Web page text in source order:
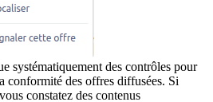
systématiquement des contrôles pour
conformité des offres diffusées. Si
constatez des contenus